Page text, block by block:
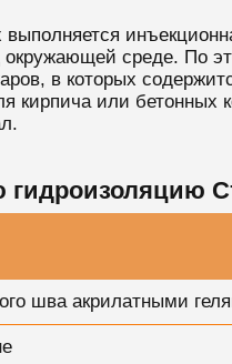
окружающей среде. По
в которых
кирпича или бетонных
шва акрилатными